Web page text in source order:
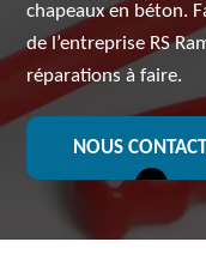
chapeaux en béton.
de l’entreprise RS
réparations à faire.
NOUS